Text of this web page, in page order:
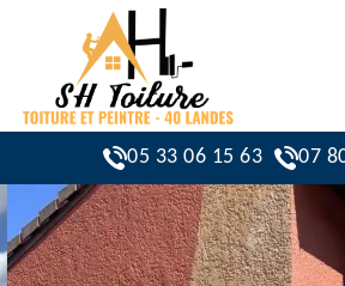
05 33 06 15 63 07